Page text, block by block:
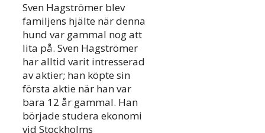
Sven Hagströmer blev
familjens hjälte när denna
hund var gammal nog att
lita på. Sven Hagströmer
har alltid varit intresserad
av aktier; han köpte sin
första aktie när han var
bara 12 år gammal. Han
började studera ekonomi
vid Stockholms